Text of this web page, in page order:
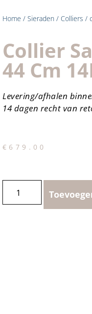
Home / Sieraden / Colliers /
Collier
44 Cm
Levering/afhalen
14 dagen recht van
€ 679.00